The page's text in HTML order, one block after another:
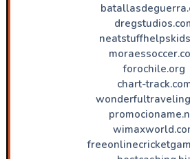
forochile.org
chart-